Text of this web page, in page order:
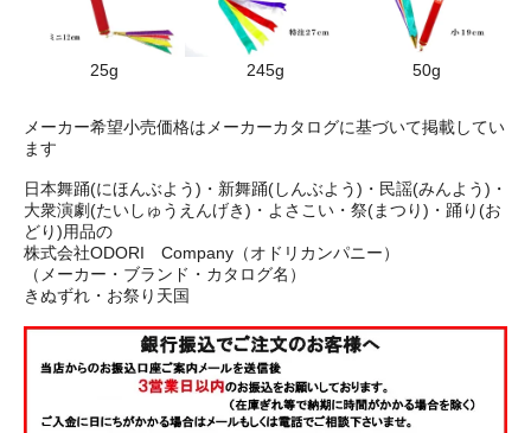
25g 245g 50g
メーカー希望小売価格はメーカーカタログに基づいて掲載してい
ます
日本舞踊(にほんぶよう)・新舞踊(しんぶよう)・民謡(みんよう)・
大衆演劇(たいしゅうえんげき)・よさこい・祭(まつり)・踊り(お
どり)用品の
株式会社ODORI Company（オドリカンパニー）
（メーカー・ブランド・カタログ名）
きぬずれ・お祭り天国